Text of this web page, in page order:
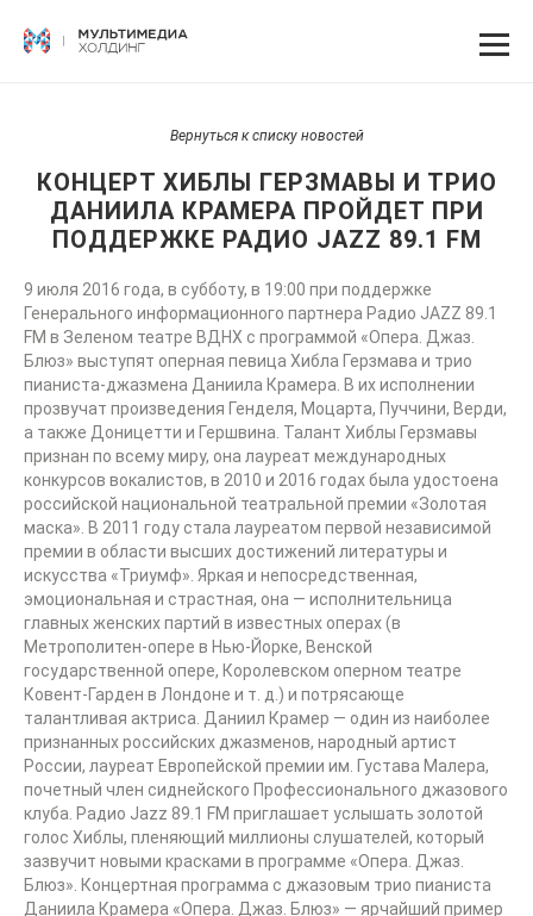
Вернуться к списку новостей
КОНЦЕРТ ХИБЛЫ ГЕРЗМАВЫ И ТРИО
ДАНИИЛА КРАМЕРА ПРОЙДЕТ ПРИ
ПОДДЕРЖКЕ РАДИО JAZZ 89.1 FM
9 июля 2016 года, в субботу, в 19:00 при поддержке
Генерального информационного партнера Радио JAZZ 89.1
FM в Зеленом театре ВДНХ с программой «Опера. Джаз.
Блюз» выступят оперная певица Хибла Герзмава и трио
пианиста-джазмена Даниила Крамера. В их исполнении
прозвучат произведения Генделя, Моцарта, Пуччини, Верди,
а также Доницетти и Гершвина. Талант Хиблы Герзмавы
признан по всему миру, она лауреат международных
конкурсов вокалистов, в 2010 и 2016 годах была удостоена
российской национальной театральной премии «Золотая
маска». В 2011 году стала лауреатом первой независимой
премии в области высших достижений литературы и
искусства «Триумф». Яркая и непосредственная,
эмоциональная и страстная, она — исполнительница
главных женских партий в известных операх (в
Метрополитен-опере в Нью-Йорке, Венской
государственной опере, Королевском оперном театре
Ковент-Гарден в Лондоне и т. д.) и потрясающе
талантливая актриса. Даниил Крамер — один из наиболее
признанных российских джазменов, народный артист
России, лауреат Европейской премии им. Густава Малера,
почетный член сиднейского Профессионального джазового
клуба. Радио Jazz 89.1 FM приглашает услышать золотой
голос Хиблы, пленяющий миллионы слушателей, который
зазвучит новыми красками в программе «Опера. Джаз.
Блюз». Концертная программа с джазовым трио пианиста
Даниила Крамера «Опера. Джаз. Блюз» — ярчайший пример